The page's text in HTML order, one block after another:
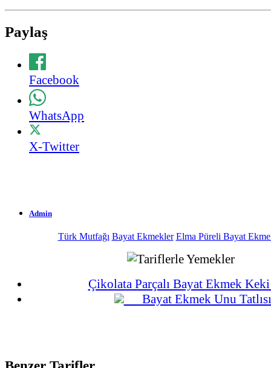
Paylaş
Facebook
WhatsApp
X-Twitter
Admin
705 OkunmaTürk Mutfağı Bayat Ekmekler Elma Püreli Bayat
Çikolata Parçalı Bayat Ekmek
Bayat Ekmek Unu Tatlısı